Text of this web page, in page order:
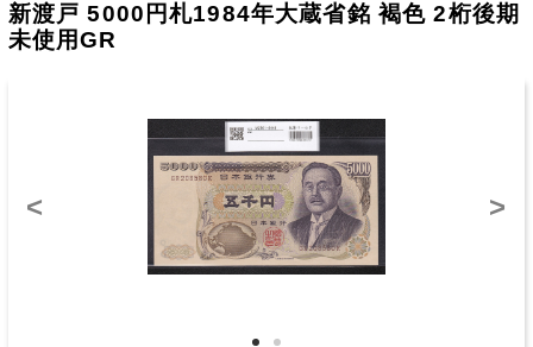
新渡戸 5000円札1984年大蔵省銘 褐色 2桁後期
未使用GR
< >